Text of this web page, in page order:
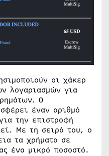
οι χάκερ
λογαριασμών για
Ο
έναν αριθμό
την επιστροφή
Με τη σειρά του, ο
τα χρήματα σε
ένα μικρό ποσοστό.